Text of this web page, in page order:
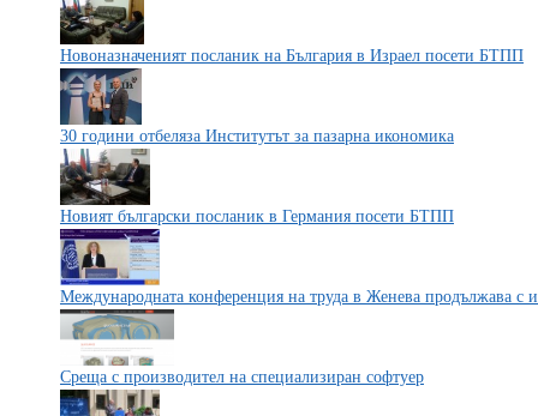
Новоназначеният посланик на България в Израел посети БТПП
30 години отбеляза Институтът за пазарна икономика
Новият български посланик в Германия посети БТПП
Международната конференция на труда в Женева продължава с
Среща с производител на специализиран софтуер